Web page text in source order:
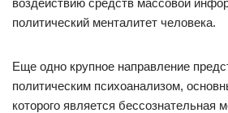
воздействию средств массовой
политический менталитет человека.
Еще одно крупное направление
политическим психоанализом,
которого является бессознательная